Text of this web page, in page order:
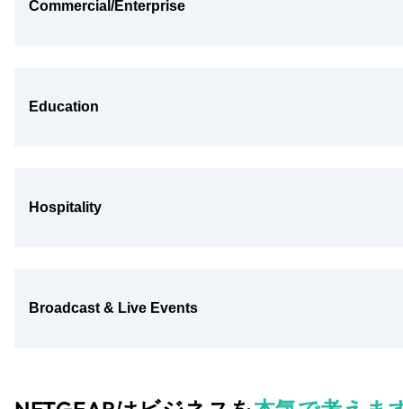
Commercial/Enterprise
Education
Hospitality
Broadcast & Live Events